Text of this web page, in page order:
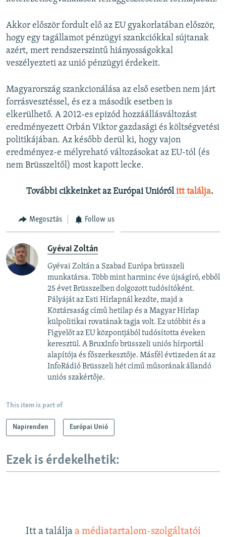
Akkor először fordult elő az EU gyakorlatában először,
hogy egy tagállamot pénzügyi szankciókkal sújtanak
azért, mert rendszerszintű hiányosságokkal
veszélyezteti az unió pénzügyi érdekeit.
Magyarország szankcionálása az első esetben nem járt
forrásvesztéssel, és ez a második esetben is
elkerülhető. A 2012-es epizód hozzáállásváltozást
eredményezett Orbán Viktor gazdasági és költségvetési
politikájában. Az később derül ki, hogy vajon
eredményez-e mélyreható változásokat az EU-tól (és
nem Brüsszeltől) most kapott lecke.
További cikkeinket az Európai Uniórólitt találja.
Megosztás Follow us
Gyévai Zoltán
Gyévai Zoltán a Szabad Európa brüsszeli
munkatársa. Több mint harminc éve újságíró, ebből
25 évet Brüsszelben dolgozott tudósítóként.
Pályáját az Esti Hírlapnál kezdte, majd a
Köztársaság című hetilap és a Magyar Hírlap
külpolitikai rovatának tagja volt. Ez utóbbit és a
Figyelőt az EU központjából tudósította éveken
keresztül. A BruxInfo brüsszeli uniós hírportál
alapítója és főszerkesztője. Másfél évtizeden át az
InfoRádió Brüsszeli hét című műsorának állandó
uniós szakértője.
This item is part of
Napirenden Európai Unió
Ezek is érdekelhetik:
Itt a találja a médiatartalom-szolgáltatói